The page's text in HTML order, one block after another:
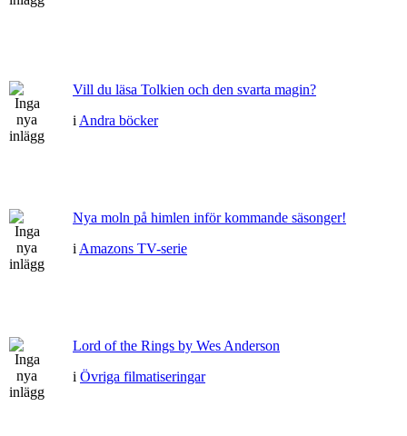
Vill du läsa Tolkien och den svarta magin?
i Andra böcker
Nya moln på himlen inför kommande säsonger!
i Amazons TV-serie
Lord of the Rings by Wes Anderson
i Övriga filmatiseringar